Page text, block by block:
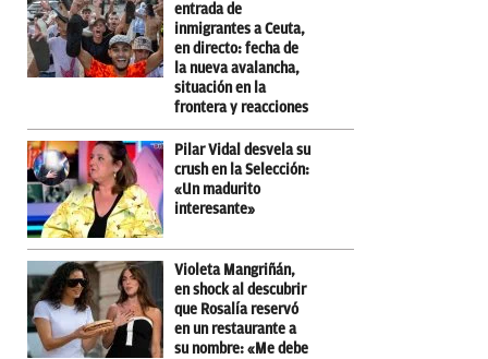
entrada de
inmigrantes a Ceuta,
en directo: fecha de
la nueva avalancha,
situación en la
frontera y reacciones
Pilar Vidal desvela su
crush en la Selección:
«Un madurito
interesante»
Violeta Mangriñán,
en shock al descubrir
que Rosalía reservó
en un restaurante a
su nombre: «Me debe